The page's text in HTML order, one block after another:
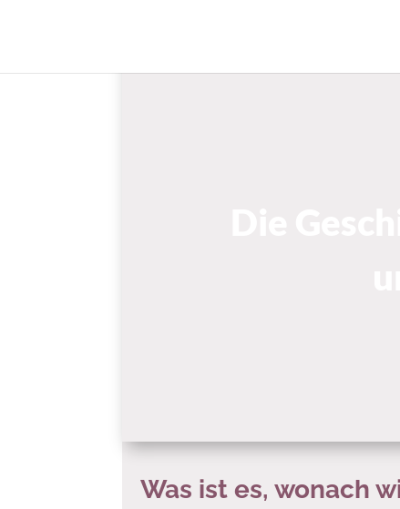
Was ist es, wonach